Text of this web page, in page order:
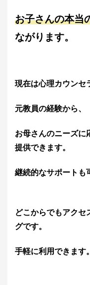
お子さんの本当
ながります。
現在は心理カウンセ
元教員の経験から、
お母さんのニーズに
提供できます。
継続的なサポートも
どこからでもアクセ
グです。
手軽に利用できます。